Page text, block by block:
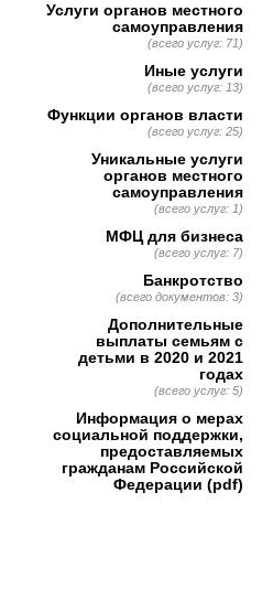
Услуги органов местного
самоуправления
(всего услуг: 71)
Иные услуги
(всего услуг: 13)
Функции органов власти
(всего услуг: 25)
Уникальные услуги
органов местного
самоуправления
(всего услуг: 1)
МФЦ для бизнеса
(всего услуг: 7)
Банкротство
(всего документов: 3)
Дополнительные
выплаты семьям с
детьми в 2020 и 2021
годах
(всего услуг: 5)
Информация о мерах
социальной поддержки,
предоставляемых
гражданам Российской
Федерации (pdf)